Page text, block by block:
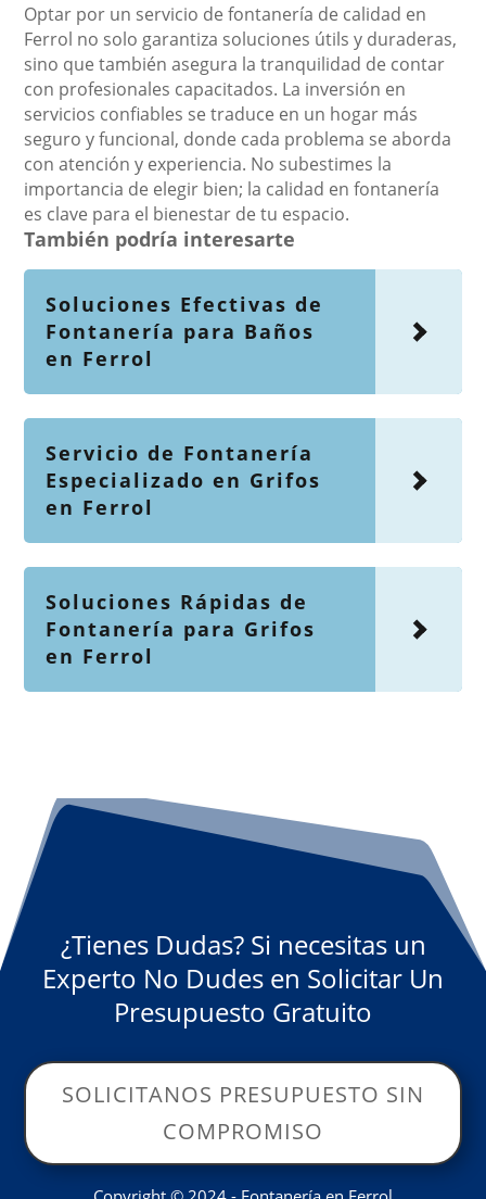
Optar por un servicio de fontanería de calidad en
Ferrol no solo garantiza soluciones útils y duraderas,
sino que también asegura la tranquilidad de contar
con profesionales capacitados. La inversión en
servicios confiables se traduce en un hogar más
seguro y funcional, donde cada problema se aborda
con atención y experiencia. No subestimes la
importancia de elegir bien; la calidad en fontanería
es clave para el bienestar de tu espacio.
También podría interesarte
Soluciones Efectivas de
Fontanería para Baños
en Ferrol
Servicio de Fontanería
Especializado en Grifos
en Ferrol
Soluciones Rápidas de
Fontanería para Grifos
en Ferrol
¿Tienes Dudas? Si necesitas un
Experto No Dudes en Solicitar Un
Presupuesto Gratuito
SOLICITANOS PRESUPUESTO SIN
COMPROMISO